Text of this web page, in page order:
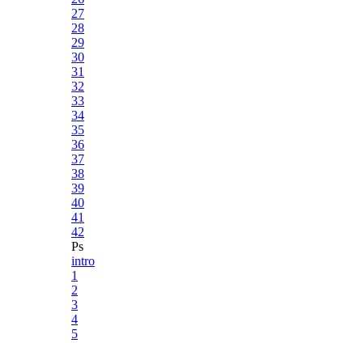
27
28
29
30
31
32
33
34
35
36
37
38
39
40
41
42
Ps
intro
1
2
3
4
5